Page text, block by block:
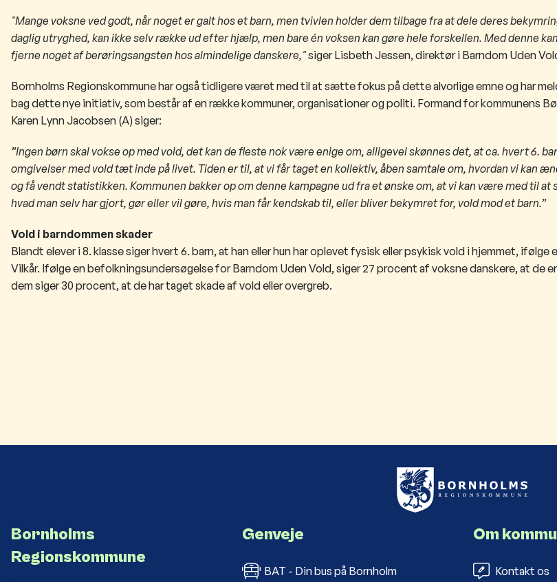
"Mange voksne ved godt, når noget er galt hos et barn, men tvivlen holder dem tilbage fra at dele deres
daglig utryghed, kan ikke selv række ud efter hjælp, men bare én voksen kan gøre hele forskellen. Med denne
fjerne noget af berøringsangsten hos almindelige danskere,"siger Lisbeth Jessen, direktør i Barndom Uden
Bornholms Regionskommune har også tidligere været med til at sætte fokus på dette alvorlige emne og har
bag dette nye initiativ, som består af en række kommuner, organisationer og politi. Formand for kommunens
Karen Lynn Jacobsen (A) siger:
”Ingen børn skal vokse op med vold, det kan de fleste nok være enige om, alligevel skønnes det, at ca. hvert 6.
omgivelser med vold tæt inde på livet. Tiden er til, at vi får taget en kollektiv, åben samtale om, hvordan vi kan
og få vendt statistikken. Kommunen bakker op om denne kampagne ud fra et ønske om, at vi kan være med til at
hvad man selv har gjort, gør eller vil gøre, hvis man får kendskab til, eller bliver bekymret for, vold mod et barn.”
Vold i barndommen skader
Blandt elever i 8. klasse siger hvert 6. barn, at han eller hun har oplevet fysisk eller psykisk vold i hjemmet, ifølge
Vilkår. Ifølge en befolkningsundersøgelse for Barndom Uden Vold, siger 27 procent af voksne danskere, at de
dem siger 30 procent, at de har taget skade af vold eller overgreb.
Bornholms
Regionskommune
Genveje
BAT - Din bus på Bornholm
Om
Kontakt os